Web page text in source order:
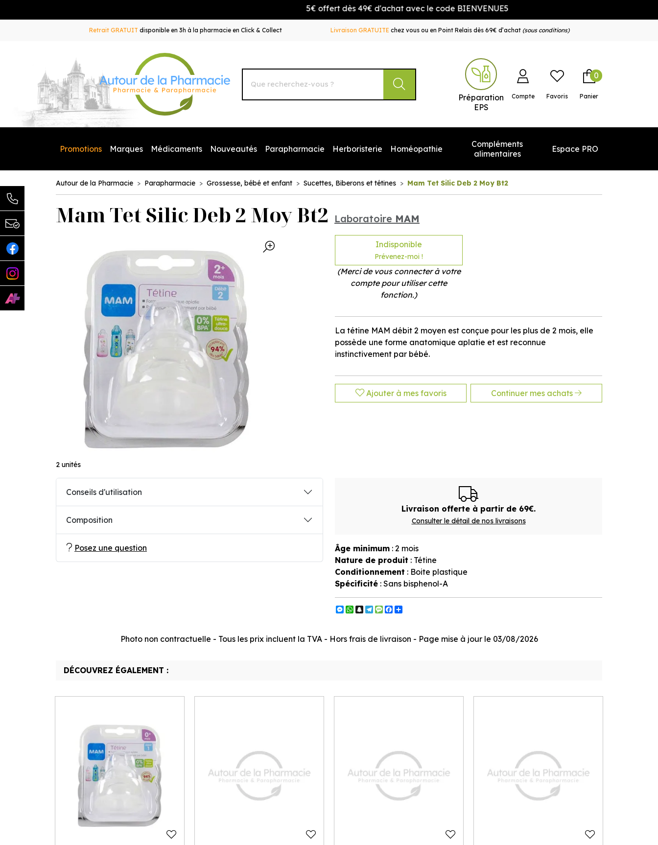
5€ offert dès 49€ d'achat avec le code BIENVENUE5
Retrait GRATUIT disponible en 3h à la pharmacie en Click & Collect Livraison GRATUITE chez vous ou en Point Relais dès 69€ d’achat (sous conditions)
Autour de la Pharmacie Votre pharmacie en ligne à votre service
Préparation
EPS
Compte Favoris Panier
0
Promotions Marques Médicaments Nouveautés Parapharmacie Herboristerie Homéopathie
Compléments
alimentaires
Espace PRO
Autour de la Pharmacie Parapharmacie Grossesse, bébé et enfant Sucettes, Biberons et tétines Mam Tet Silic Deb 2 Moy Bt2
Mam Tet Silic Deb 2 Moy Bt2 Laboratoire MAM
2 unités
Indisponible
Prévenez-moi !
(Merci de vous connecter à votre
compte pour utiliser cette
fonction.)
La tétine MAM débit 2 moyen est conçue pour les plus de 2 mois, elle
possède une forme anatomique aplatie et est reconnue
instinctivement par bébé.
Ajouter à mes favoris Continuer mes achats
Conseils d'utilisation
Composition
Posez une question
Livraison offerte à partir de 69€.
Consulter le détail de nos livraisons
Âge minimum : 2 mois
Nature de produit : Tétine
Conditionnement : Boite plastique
Spécificité : Sans bisphenol-A
Messenger
WhatsApp
Snapchat
Telegram
Message
Facebook
Photo non contractuelle - Tous les prix incluent la TVA - Hors frais de livraison - Page mise à jour le 03/08/2026
DÉCOUVREZ ÉGALEMENT :